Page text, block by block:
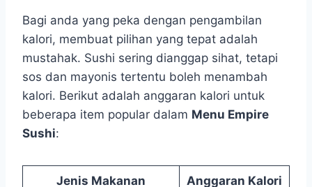
Bagi anda yang peka dengan pengambilan
kalori, membuat pilihan yang tepat adalah
mustahak. Sushi sering dianggap sihat, tetapi
sos dan mayonis tertentu boleh menambah
kalori. Berikut adalah anggaran kalori untuk
beberapa item popular dalam Menu Empire
Sushi:
Jenis Makanan Anggaran Kalori